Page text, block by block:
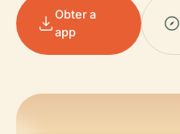
Obter a
app